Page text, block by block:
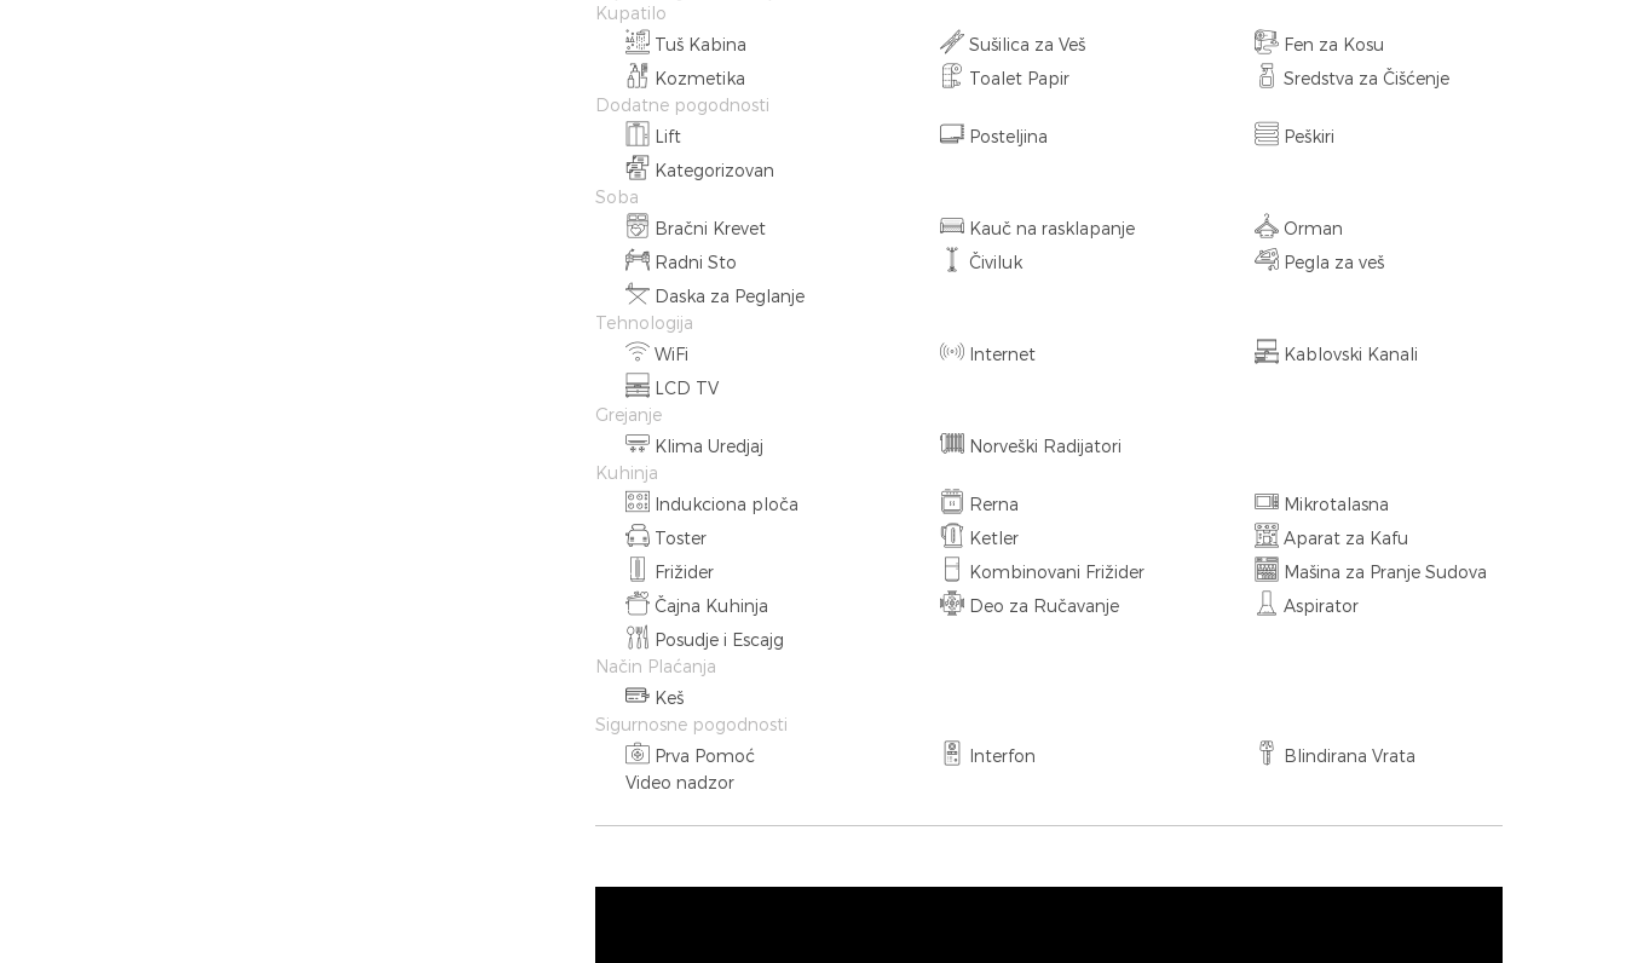
Kupatilo
Tuš Kabina
Sušilica za Veš
Fen za Kosu
Kozmetika
Toalet Papir
Sredstva za Čišćenje
Dodatne pogodnosti
Lift
Posteljina
Peškiri
Kategorizovan
Soba
Bračni Krevet
Kauč na rasklapanje
Orman
Radni Sto
Čiviluk
Pegla za veš
Daska za Peglanje
Tehnologija
WiFi
Internet
Kablovski Kanali
LCD TV
Grejanje
Klima Uredjaj
Norveški Radijatori
Kuhinja
Indukciona ploča
Rerna
Mikrotalasna
Toster
Ketler
Aparat za Kafu
Frižider
Kombinovani Frižider
Mašina za Pranje Sudova
Čajna Kuhinja
Deo za Ručavanje
Aspirator
Posudje i Escajg
Način Plaćanja
Keš
Sigurnosne pogodnosti
Prva Pomoć
Interfon
Blindirana Vrata
Video nadzor